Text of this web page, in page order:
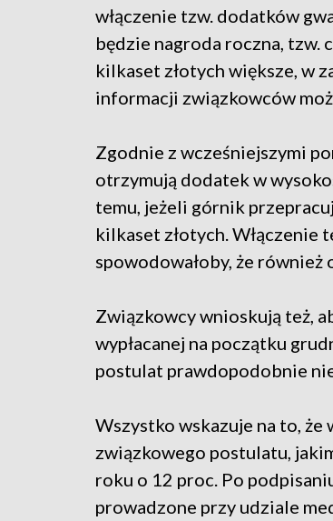
włączenie tzw. dodatków
będzie nagroda roczna, tzw.
kilkaset złotych większe, w
informacji związkowców
Zgodnie z wcześniejszymi
otrzymują dodatek w
temu, jeżeli górnik
kilkaset złotych. Włączenie
spowodowałoby, że również
Związkowcy wnioskują też,
wypłacanej na początku
postulat prawdopodobnie
Wszystko wskazuje na to,
związkowego postulatu,
roku o 12 proc. Po
prowadzone przy udziale